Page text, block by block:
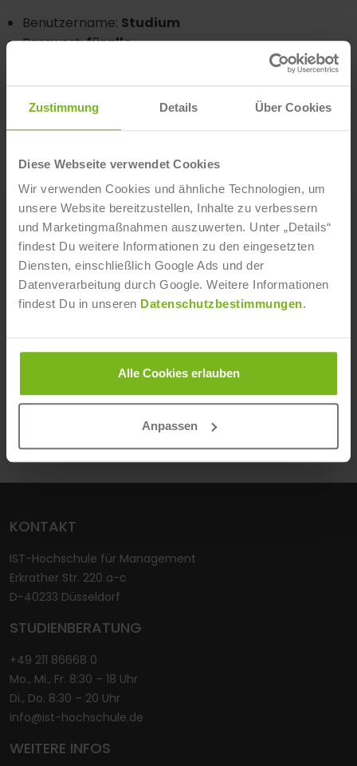
Zustimmung Details Über Cookies
Diese Webseite verwendet Cookies
Wir verwenden Cookies und ähnliche Technologien, um
unsere Website bereitzustellen, Inhalte zu verbessern
und Marketingmaßnahmen auszuwerten. Unter „Details“
findest Du weitere Informationen zu den eingesetzten
Diensten, einschließlich Google Ads und der
Datenverarbeitung durch Google. Weitere Informationen
findest Du in unseren Datenschutzbestimmungen.
Alle Cookies erlauben
Anpassen
Benutzername: Studium
Passwort:füralle
KOSTENFREIES INFOMATERIAL!
Fordere jetzt kostenlos und unverbindlich
Informationsmaterial zu unseren Weiterbildungen
oder Studiengängen an.
IST-
STUDIENINSTITUT
IST-HOCHSCHULE
KONTAKT
IST-Hochschule für Management
Erkrather Str. 220 a-c
D-40233 Düsseldorf
STUDIENBERATUNG
+49 211 86668 0
Mo., Mi., Fr. 8:30 – 18 Uhr
Di., Do. 8:30 – 20 Uhr
info@ist-hochschule.de
WEITERE INFOS